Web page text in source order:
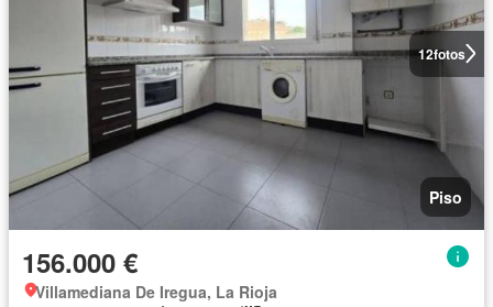
12fotos
Piso
156.000 €
Villamediana De Iregua, La Rioja